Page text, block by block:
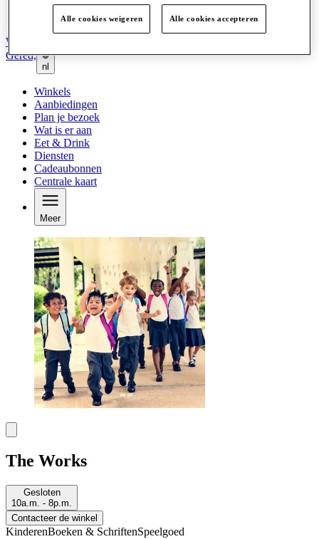
Word lid van de Club
Gered,
nl
Winkels
Aanbiedingen
Plan je bezoek
Wat is er aan
Eet & Drink
Diensten
Cadeaubonnen
Centrale kaart
Meer
The Works
Gesloten
10a.m. - 8p.m.
Contacteer de winkel
KinderenBoeken & SchriftenSpeelgoed
Alle cookies weigeren Alle cookies accepteren